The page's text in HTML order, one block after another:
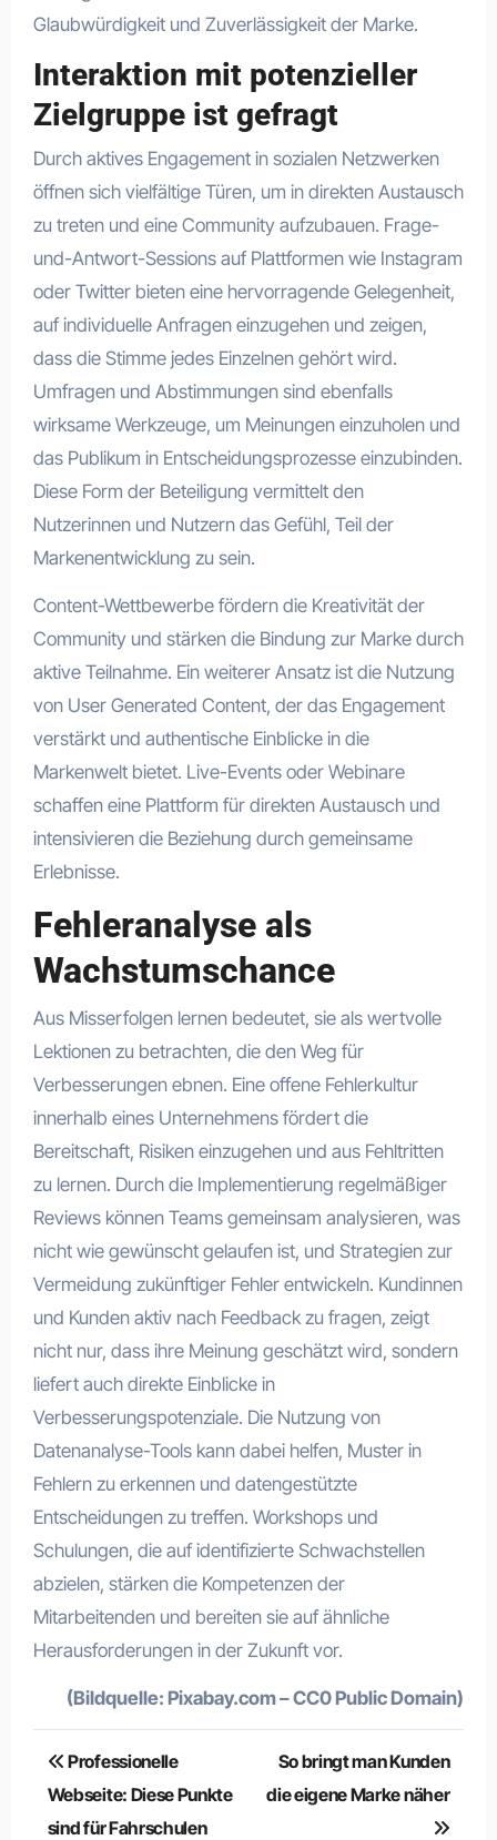
Glaubwürdigkeit und Zuverlässigkeit der Marke.
Interaktion mit potenzieller
Zielgruppe ist gefragt
Durch aktives Engagement in sozialen Netzwerken
öffnen sich vielfältige Türen, um in direkten Austausch
zu treten und eine Community aufzubauen. Frage-
und-Antwort-Sessions auf Plattformen wie Instagram
oder Twitter bieten eine hervorragende Gelegenheit,
auf individuelle Anfragen einzugehen und zeigen,
dass die Stimme jedes Einzelnen gehört wird.
Umfragen und Abstimmungen sind ebenfalls
wirksame Werkzeuge, um Meinungen einzuholen und
das Publikum in Entscheidungsprozesse einzubinden.
Diese Form der Beteiligung vermittelt den
Nutzerinnen und Nutzern das Gefühl, Teil der
Markenentwicklung zu sein.
Content-Wettbewerbe fördern die Kreativität der
Community und stärken die Bindung zur Marke durch
aktive Teilnahme. Ein weiterer Ansatz ist die Nutzung
von User Generated Content, der das Engagement
verstärkt und authentische Einblicke in die
Markenwelt bietet. Live-Events oder Webinare
schaffen eine Plattform für direkten Austausch und
intensivieren die Beziehung durch gemeinsame
Erlebnisse.
Fehleranalyse als
Wachstumschance
Aus Misserfolgen lernen bedeutet, sie als wertvolle
Lektionen zu betrachten, die den Weg für
Verbesserungen ebnen. Eine offene Fehlerkultur
innerhalb eines Unternehmens fördert die
Bereitschaft, Risiken einzugehen und aus Fehltritten
zu lernen. Durch die Implementierung regelmäßiger
Reviews können Teams gemeinsam analysieren, was
nicht wie gewünscht gelaufen ist, und Strategien zur
Vermeidung zukünftiger Fehler entwickeln. Kundinnen
und Kunden aktiv nach Feedback zu fragen, zeigt
nicht nur, dass ihre Meinung geschätzt wird, sondern
liefert auch direkte Einblicke in
Verbesserungspotenziale. Die Nutzung von
Datenanalyse-Tools kann dabei helfen, Muster in
Fehlern zu erkennen und datengestützte
Entscheidungen zu treffen. Workshops und
Schulungen, die auf identifizierte Schwachstellen
abzielen, stärken die Kompetenzen der
Mitarbeitenden und bereiten sie auf ähnliche
Herausforderungen in der Zukunft vor.
(Bildquelle: Pixabay.com – CC0 Public Domain)
Beitragsnavigation
Professionelle
Webseite: Diese Punkte
sind für Fahrschulen
So bringt man Kunden
die eigene Marke näher